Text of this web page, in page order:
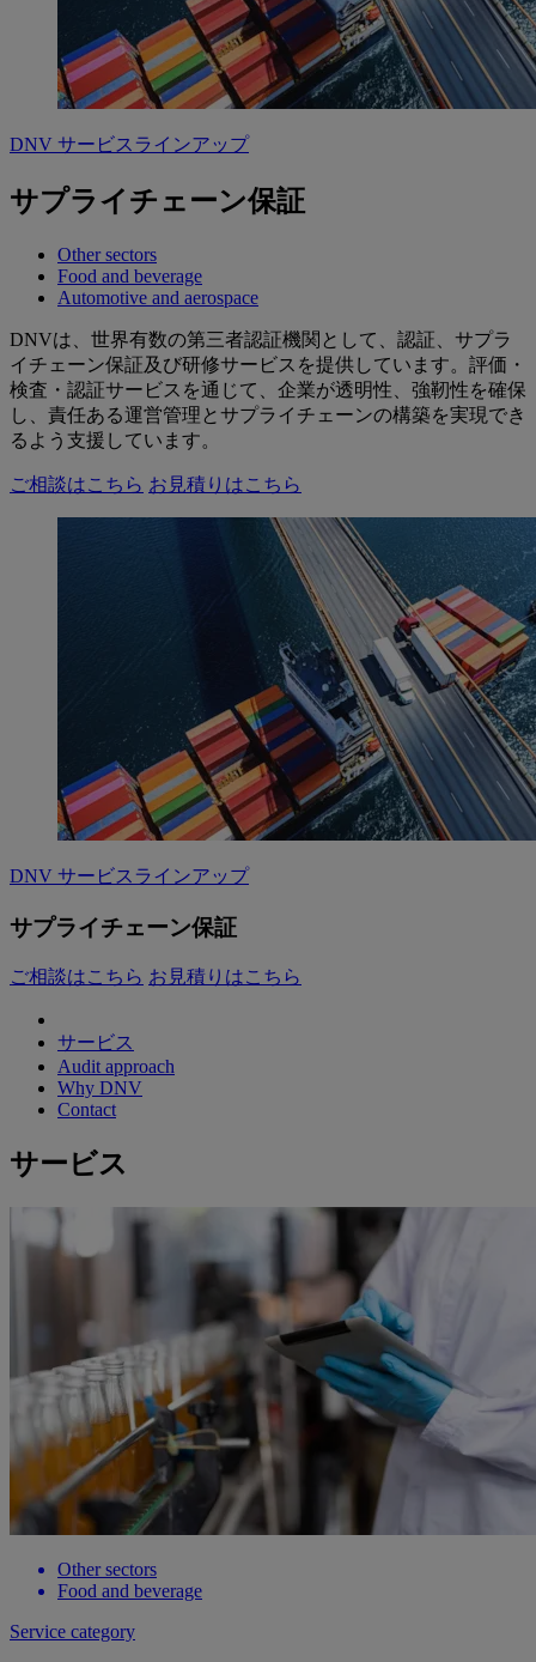
DNV サービスラインアップ
サプライチェーン保証
Other sectors
Food and beverage
Automotive and aerospace
DNVは、世界有数の第三者認証機関として、認証、サプラ
イチェーン保証及び研修サービスを提供しています。評価・
検査・認証サービスを通じて、企業が透明性、強靭性を確保
し、責任ある運営管理とサプライチェーンの構築を実現でき
るよう支援しています。
ご相談はこちら お見積りはこちら
DNV サービスラインアップ
サプライチェーン保証
ご相談はこちら お見積りはこちら
サービス
Audit approach
Why DNV
Contact
サービス
Other sectors
Food and beverage
Service category